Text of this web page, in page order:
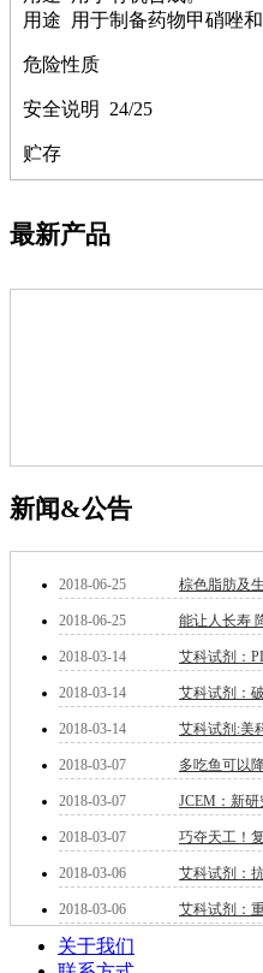
铍
嘌呤
其它
铅
醛
炔
筛
糖
铁
铜
温
芴
烯
锡
锌
吲哚
用途 用于制备药物甲硝唑
危险性质
安全说明 24/25
贮存
最新产品
新闻&公告
2018-06-25 棕色脂肪及
2018-06-25 能让人长寿
2018-03-14 艾科试剂：
2018-03-14 艾科试剂：
2018-03-14 艾科试剂:美
2018-03-07 多吃鱼可以
2018-03-07 JCEM：新
2018-03-07 巧夺天工！
2018-03-06 艾科试剂：
2018-03-06 艾科试剂：
关于我们